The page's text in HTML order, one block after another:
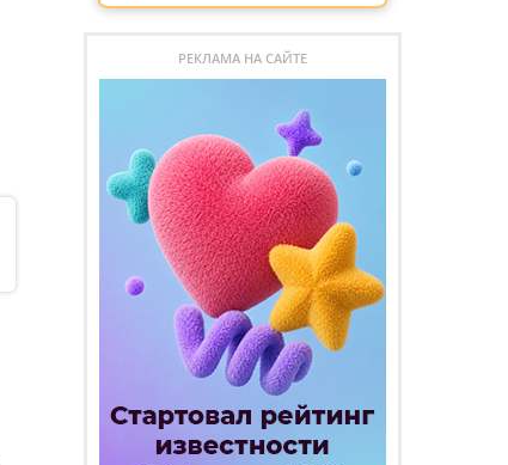
РЕКЛАМА НА САЙТЕ